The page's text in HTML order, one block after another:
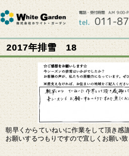
2017年排雪 18
朝早くからていねいに作業をして頂き感
お願いするつもりですので宜しくお願い